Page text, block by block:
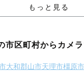
もっと見る
市区町村からカメ
大和郡山市天理市橿原市